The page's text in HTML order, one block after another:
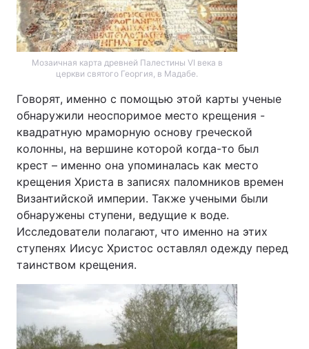
Мозаичная карта древней Палестины VI века в
церкви святого Георгия, в Мадабе.
Говорят, именно с помощью этой карты ученые
обнаружили неоспоримое место крещения -
квадратную мраморную основу греческой
колонны, на вершине которой когда-то был
крест – именно она упоминалась как место
крещения Христа в записях паломников времен
Византийской империи. Также учеными были
обнаружены ступени, ведущие к воде.
Исследователи полагают, что именно на этих
ступенях Иисус Христос оставлял одежду перед
таинством крещения.